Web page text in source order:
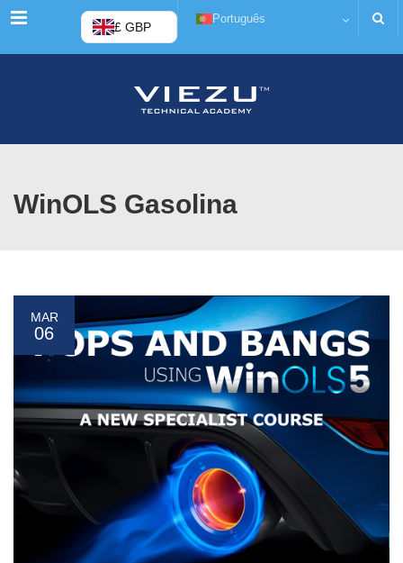
Cardápio £ GBP
Português
WinOLS Gasolina
MAR
06